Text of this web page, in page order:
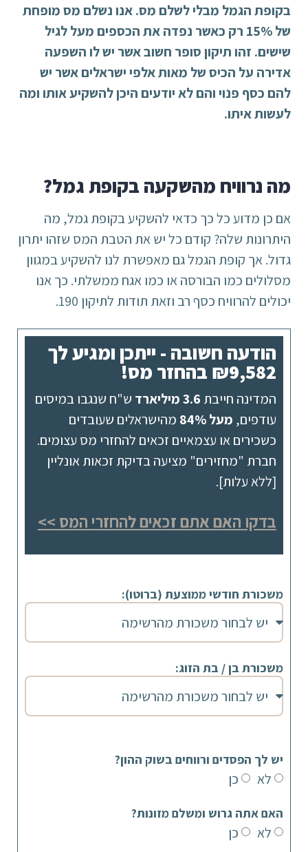
בקופת הגמל מבלי לשלם מס. אנו נשלם מס מופחת
של 15% רק כאשר נפדה את הכספים מעל לגיל
שישים. זהו תיקון סופר חשוב אשר יש לו השפעה
אדירה על הכיס של מאות אלפי ישראלים אשר יש
להם כסף פנוי והם לא יודעים היכן להשקיע אותו ומה
לעשות איתו.
מה נרוויח מהשקעה בקופת גמל?
אם כן מדוע כל כך כדאי להשקיע בקופת גמל, מה
היתרונות שלה? קודם כל יש את הטבת המס שזהו יתרון
גדול. אך קופת הגמל גם מאפשרת לנו להשקיע במגוון
מסלולים כמו הבורסה או כמו אגח ממשלתי. כך אנו
יכולים להרוויח כסף רב וזאת תודות לתיקון 190.
הודעה חשובה - ייתכן ומגיע לך
₪9,582 בהחזר מס!
המדינה חייבת 3.6 מיליארד
ש"ח שנגבו במיסים
עודפים, מעל 84%
מהישראלים שעובדים
כשכירים או עצמאיים זכאים להחזרי מס עצומים.
חברת "מחזירים" מציעה בדיקת זכאות אונליין
[ללא עלות].
בדקו האם אתם זכאים להחזרי המס >>
משכורת חודשי ממוצעת (ברוטו):
משכורת בן / בת הזוג:
יש לך הפסדים ורווחים בשוק ההון?
לא כן
האם אתה גרוש ומשלם מזונות?
לא כן